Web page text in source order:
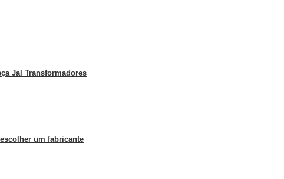
Jal Transformadores
um fabricante